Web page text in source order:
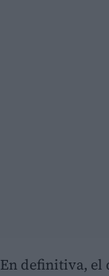
En definitiva, el